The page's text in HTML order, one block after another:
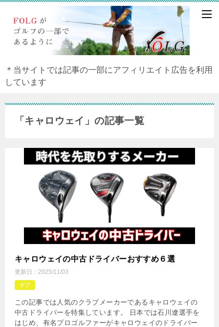
＊当サイトでは記事の一部にアフィリエイト広告を利用
しています
「キャロウェイ」の記事一覧
キャロウェイの中古ドライバーおすすめ６選
更新日： 2025/11/03
ギア
この記事では人気のクラブメーカーであるキャロウェイの
中古ドライバーを特集しています。 日本では石川遼選手を
はじめ、有名プロゴルファーがキャロウェイのドライバー